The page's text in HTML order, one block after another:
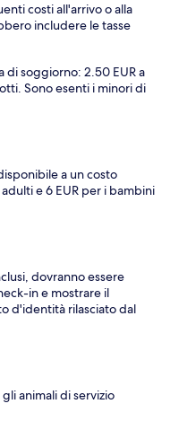
costi all'arrivo o alla
includere le tasse
di soggiorno: 2.50 EUR a
Sono esenti i minori di
a un costo
e 6 EUR per i bambini
dovranno essere
in e mostrare il
d'identità rilasciato dal
animali di servizio